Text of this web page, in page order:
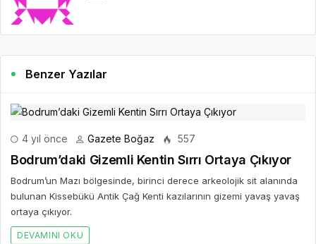
Benzer Yazılar
4 yıl önce Gazete Boğaz 557
Bodrum’daki Gizemli Kentin Sırrı Ortaya Çıkıyor
Bodrum’un Mazı bölgesinde, birinci derece arkeolojik sit alanında
bulunan Kissebükü Antik Çağ Kenti kazılarının gizemi yavaş yavaş
ortaya çıkıyor.
DEVAMINI OKU